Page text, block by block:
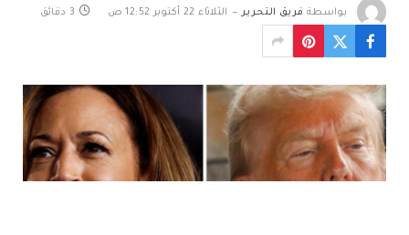
بواسطة فريق التحرير الثلاثاء 22 أكتوبر 12:52 ص 3 دقائق